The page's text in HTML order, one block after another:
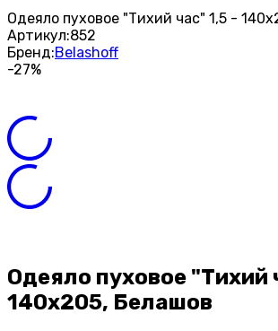
Одеяло пуховое "Тихий час" 1,5 -
Артикул:852
Бренд:Belashoff
-27%
Одеяло пуховое "Тихий
140х205, Белашов